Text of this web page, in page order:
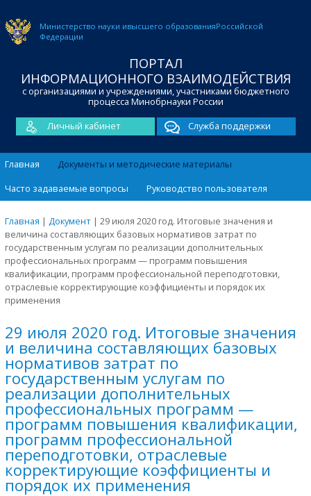
Министерство науки ивысшего образованияРоссийской
Федерации
ПОРТАЛ
ИНФОРМАЦИОННОГО ВЗАИМОДЕЙСТВИЯ
с организациями и учреждениями, участниками бюджетного
процесса Минобрнауки России
Личный кабинет
Служба поддержки
Главная
Документы и методические материалы
Часто задаваемые вопросы
Руководство пользователя
Главная | Документ | 29 июля 2020 год. Итоговые значения и
величина составляющих базовых нормативов затрат по
государственным услугам по реализации дополнительных
профессиональных программ — программ повышения
квалификации, программ профессиональной переподготовки,
отраслевые корректирующие коэффициенты и порядок их
применения
29 июля 2020 год. Итоговые значения
и величина составляющих базовых
нормативов затрат по
государственным услугам по
реализации дополнительных
профессиональных программ —
программ повышения квалификации,
программ профессиональной
переподготовки, отраслевые
корректирующие коэффициенты и
порядок их применения